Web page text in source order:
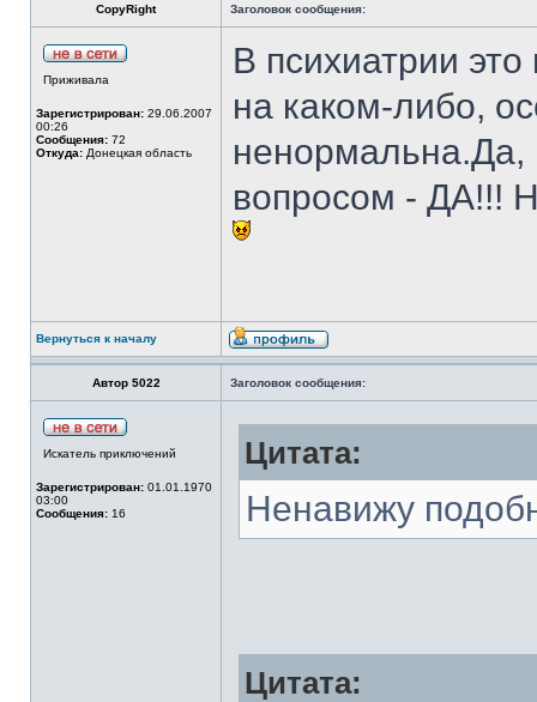
CopyRight Заголовок сообщения:
Приживала
Зарегистрирован: 29.06.2007
00:26
Сообщения: 72
Откуда: Донецкая область
В психиатрии
на каком-либо,
ненормальна.Да,
вопросом - ДА!!!
Вернуться к началу
Автор 5022 Заголовок сообщения:
Искатель приключений
Зарегистрирован: 01.01.1970
03:00
Сообщения: 16
Цитата:
Ненавижу
Цитата: